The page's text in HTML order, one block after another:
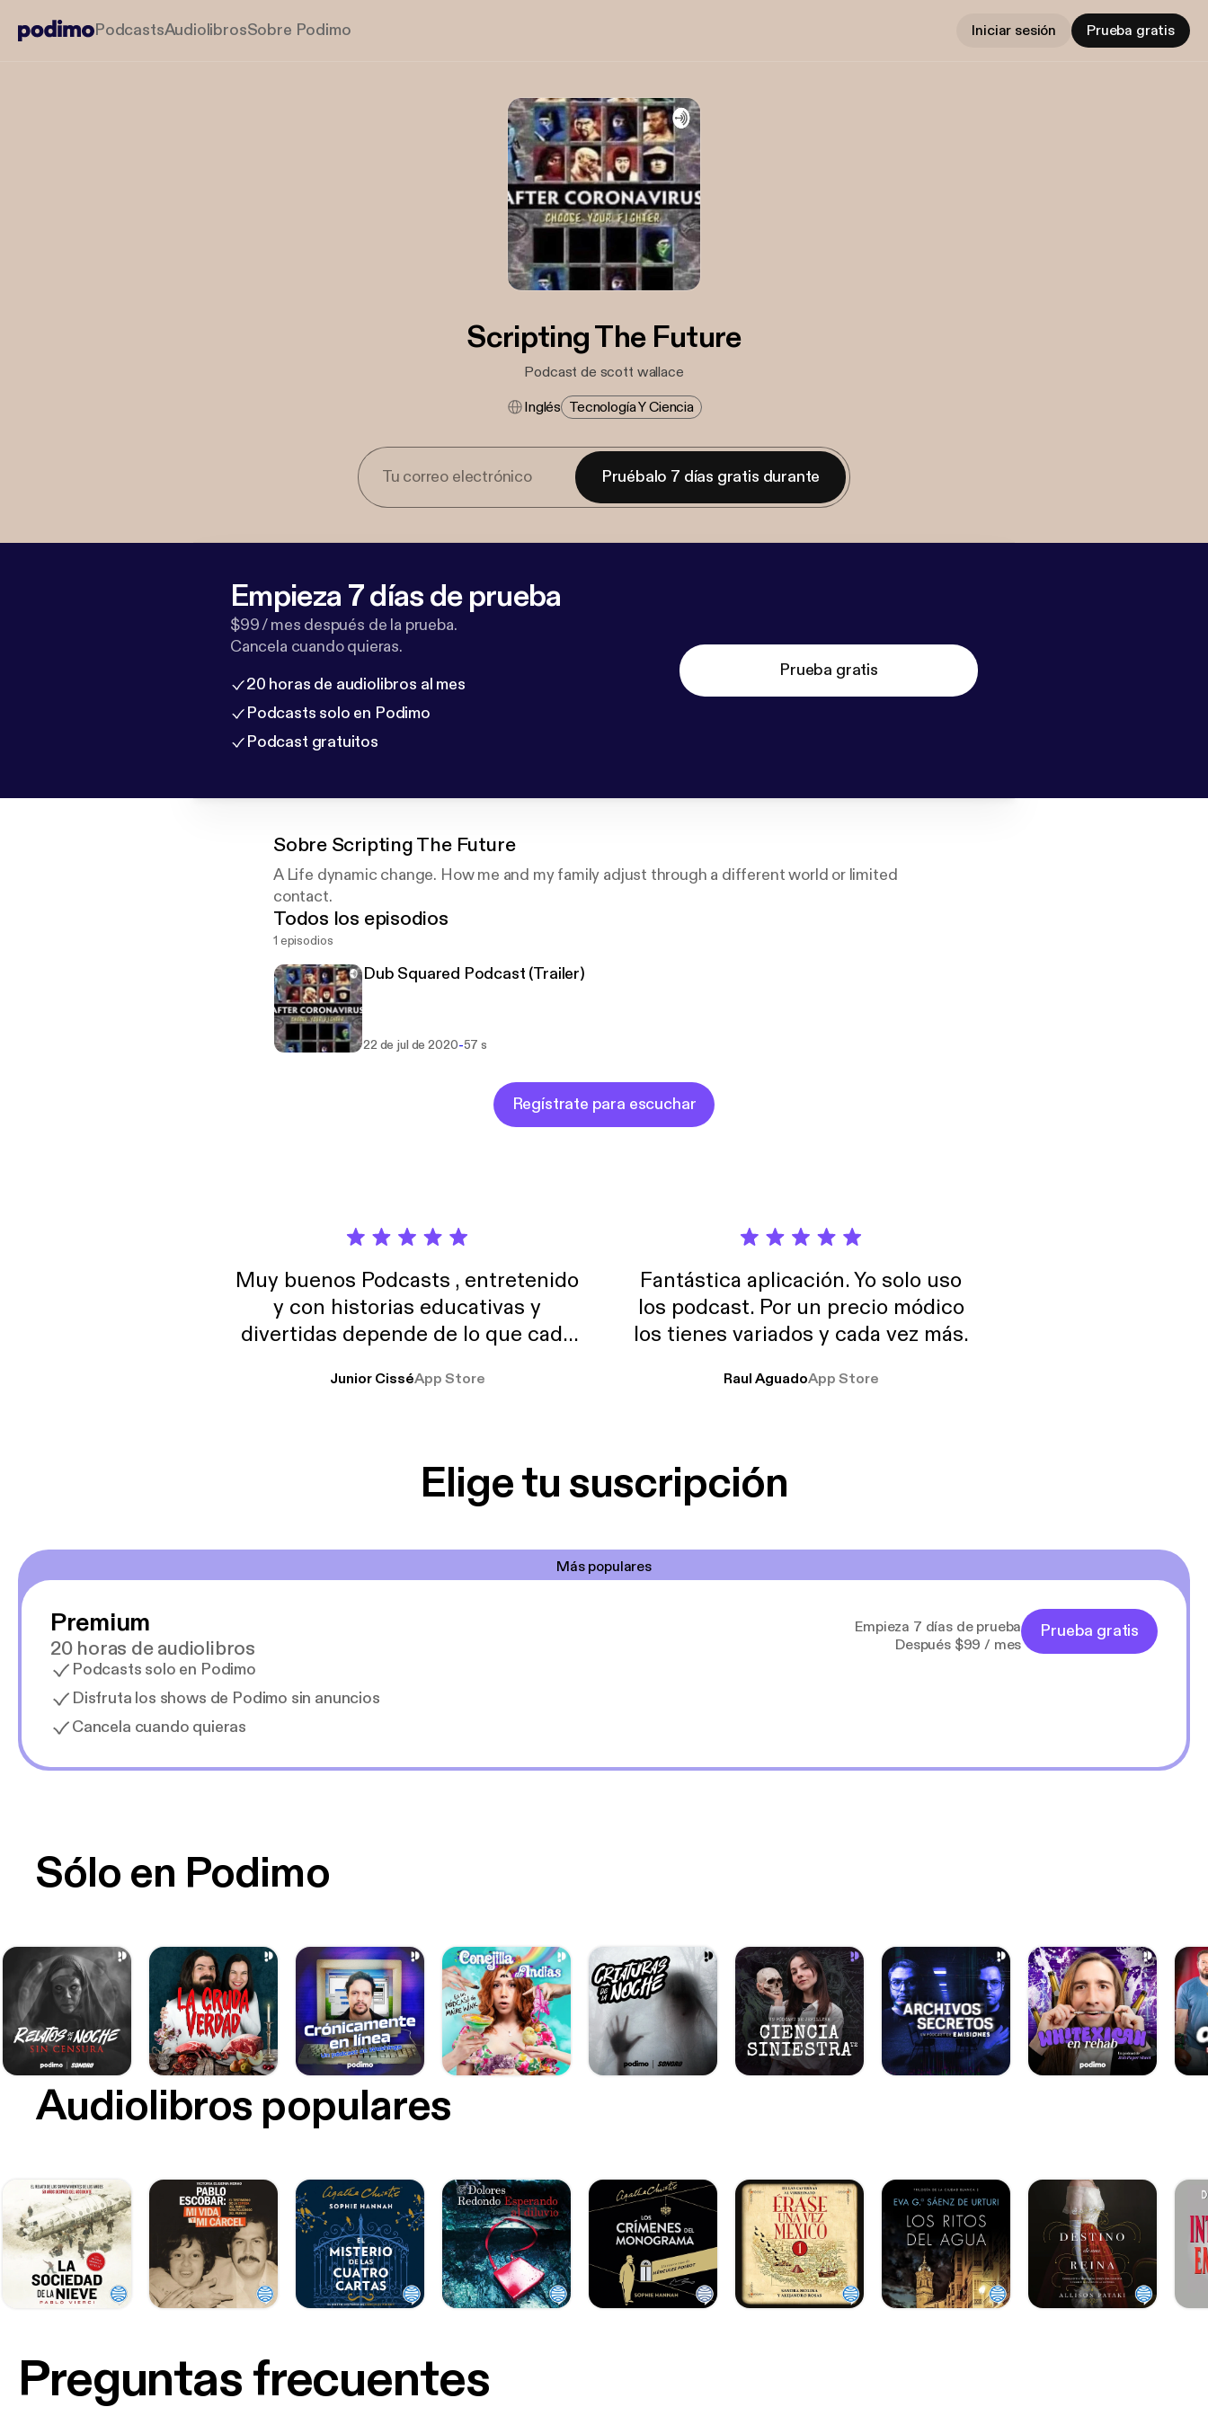
PodcastsAudiolibrosSobre Podimo Iniciar sesión Prueba gratis
Scripting The Future
Podcast de scott wallace
Inglés Tecnología Y Ciencia
Pruébalo 7 días gratis durante
Empieza 7 días de prueba
$99 / mes después de la prueba.
Cancela cuando quieras.
20 horas de audiolibros al mes
Podcasts solo en Podimo
Podcast gratuitos
Prueba gratis
Sobre Scripting The Future
A Life dynamic change. How me and my family adjust through a different world or limited
contact.
Todos los episodios
1 episodios
Dub Squared Podcast (Trailer)
22 de jul de 2020-57 s
Regístrate para escuchar
Muy buenos Podcasts , entretenido
y con historias educativas y
divertidas depende de lo que cada
trabajo ya que estoy muchas horas
Junior CisséApp Store
Fantástica aplicación. Yo solo uso
los podcast. Por un precio módico
los tienes variados y cada vez más.
Raul AguadoApp Store
Elige tu suscripción
Más populares
Premium
20 horas de audiolibros
Podcasts solo en Podimo
Disfruta los shows de Podimo sin anuncios
Cancela cuando quieras
Empieza 7 días de prueba
Después $99 / mes
Prueba gratis
Sólo en Podimo
Audiolibros populares
Preguntas frecuentes